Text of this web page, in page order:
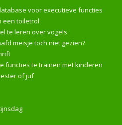
voor executieve functies
een toiletrol
te leren over vogels
meisje toch niet gezien?
functies te trainen met kinderen
of juf